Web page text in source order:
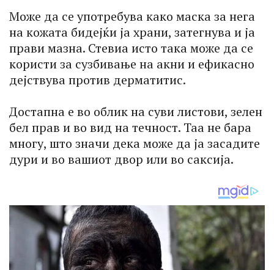
Може да се употребува како маска за нега
на кожата бидејќи ја храни, затегнува и ја
прави мазна. Стевиа исто така може да се
користи за сузбивање на акни и ефикасно
дејствува против дерматитис.
Достапна е во облик на суви листови, зелен
бел прав и во вид на течност. Таа не бара
многу, што значи дека може да ја засадите
дури и во вашиот двор или во саксија.